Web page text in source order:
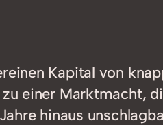
Kapital von
einer Marktmacht,
hinaus